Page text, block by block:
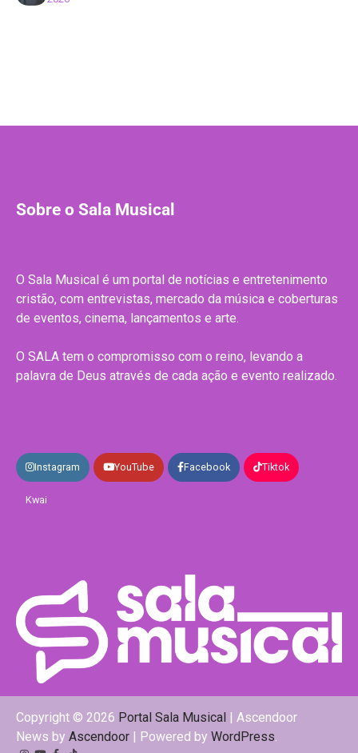
Sobre o Sala Musical
O Sala Musical é um portal de notícias e entretenimento
cristão, com entrevistas, mercado da música e coberturas
de eventos, cinema, lançamentos e arte.
O SALA tem o compromisso com o reino, levando a
palavra de Deus através de cada ação e evento realizado.
Instagram YouTube Facebook Tiktok
Kwai
Copyright © 2026 Portal Sala Musical | Ascendoor
News by Ascendoor | Powered by WordPress.